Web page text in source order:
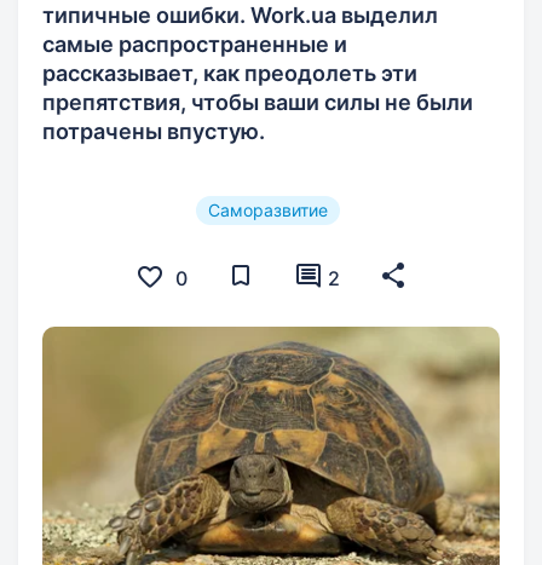
типичные ошибки. Work.ua выделил
самые распространенные и
рассказывает, как преодолеть эти
препятствия, чтобы ваши силы не были
потрачены впустую.
Саморазвитие
0 2